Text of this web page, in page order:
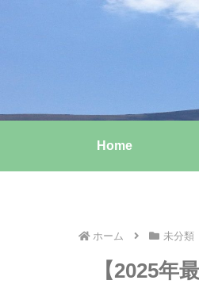
Home
ホーム 未分類
【2025年